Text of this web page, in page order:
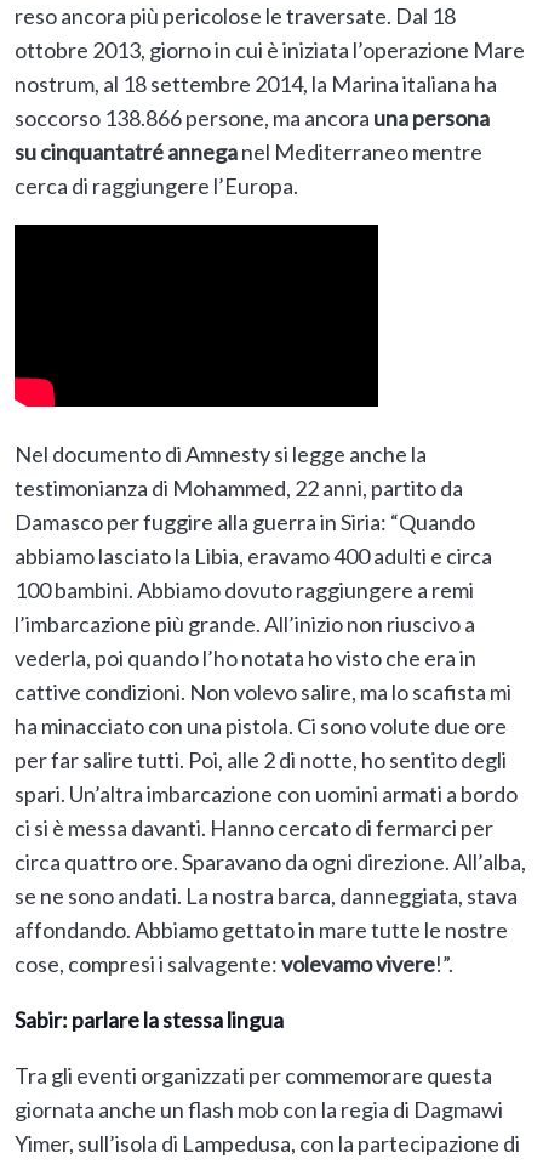
reso ancora più pericolose le traversate. Dal 18
ottobre 2013, giorno in cui è iniziata l’operazione Mare
nostrum, al 18 settembre 2014, la Marina italiana ha
soccorso 138.866 persone, ma ancora una persona
su cinquantatré anneganel Mediterraneo mentre
cerca di raggiungere l’Europa.
Nel documento di Amnesty si legge anche la
testimonianza di Mohammed, 22 anni, partito da
Damasco per fuggire alla guerra in Siria: “Quando
abbiamo lasciato la Libia, eravamo 400 adulti e circa
100 bambini. Abbiamo dovuto raggiungere a remi
l’imbarcazione più grande. All’inizio non riuscivo a
vederla, poi quando l’ho notata ho visto che era in
cattive condizioni. Non volevo salire, ma lo scafista mi
ha minacciato con una pistola. Ci sono volute due ore
per far salire tutti. Poi, alle 2 di notte, ho sentito degli
spari. Un’altra imbarcazione con uomini armati a bordo
ci si è messa davanti. Hanno cercato di fermarci per
circa quattro ore. Sparavano da ogni direzione. All’alba,
se ne sono andati. La nostra barca, danneggiata, stava
affondando. Abbiamo gettato in mare tutte le nostre
cose, compresi i salvagente:volevamo vivere!”.
Sabir: parlare la stessa lingua
Tra gli eventi organizzati per commemorare questa
giornata anche un flash mob con la regia di Dagmawi
Yimer, sull’isola di Lampedusa, con la partecipazione di